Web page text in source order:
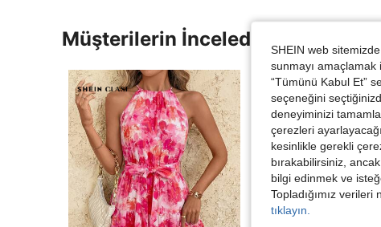
Müşterilerin İncelediği Diğer
SHEIN web
sunmayı amaçlamak
“Tümünü Kabul Et”
seçeneğini
deneyiminizi
çerezleri
kesinlikle gerekli
bırakabilirsiniz,
bilgi edinmek ve
Topladığımız
tıklayın.